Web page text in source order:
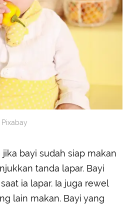
bayi sudah siap makan
tanda lapar. Bayi
ia lapar. Ia juga rewel
lain makan. Bayi yang